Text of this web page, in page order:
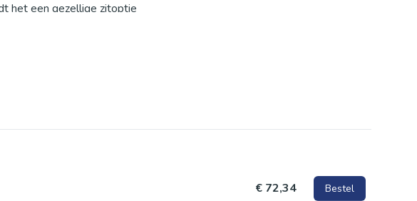
het een gezellige zitoptie
€ 72,34 Bestel